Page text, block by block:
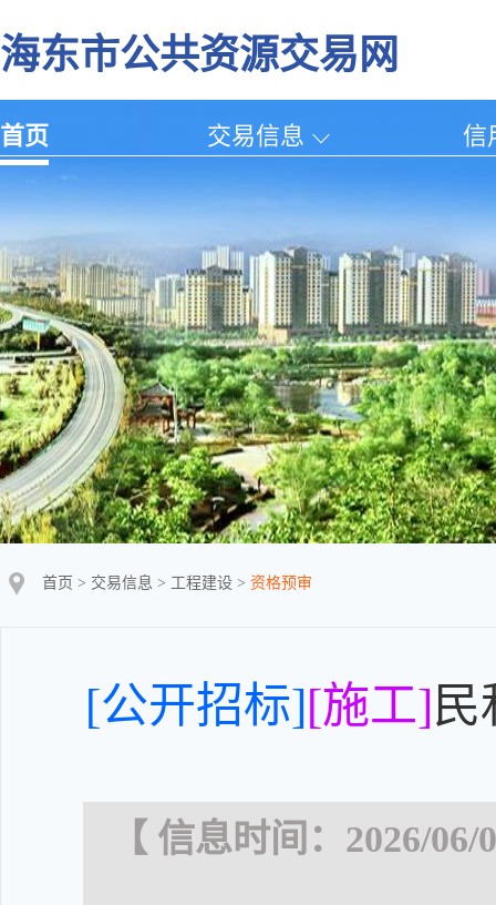
海东市公共资源交易网
首页 交易信息 信
首页 > 交易信息 > 工程建设 > 资格预审
[公开招标][施工]民
【 信息时间：2026/